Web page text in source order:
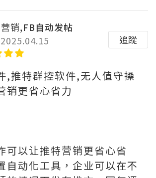
销,FB自动发帖
追蹤
,推特群控软件,无人值守操
销更省心省力
可以让推特营销更省心省
自动化工具，企业可以在不